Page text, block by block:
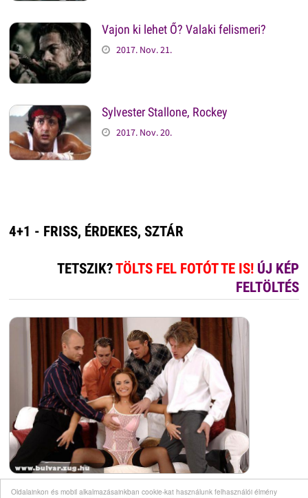
Oldalainkon és mobil alkalmazásainkban cookie-kat használunk felhasználói élmény
Vajon ki lehet Ő? Valaki felismeri?
2017. Nov. 21.
Sylvester Stallone, Rockey
2017. Nov. 20.
4+1 - FRISS, ÉRDEKES, SZTÁR
TETSZIK?TÖLTS FEL FOTÓT TE IS! ÚJ KÉP
FELTÖLTÉS